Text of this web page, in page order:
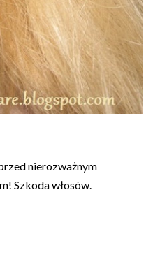
nierozważnym
Szkoda włosów.